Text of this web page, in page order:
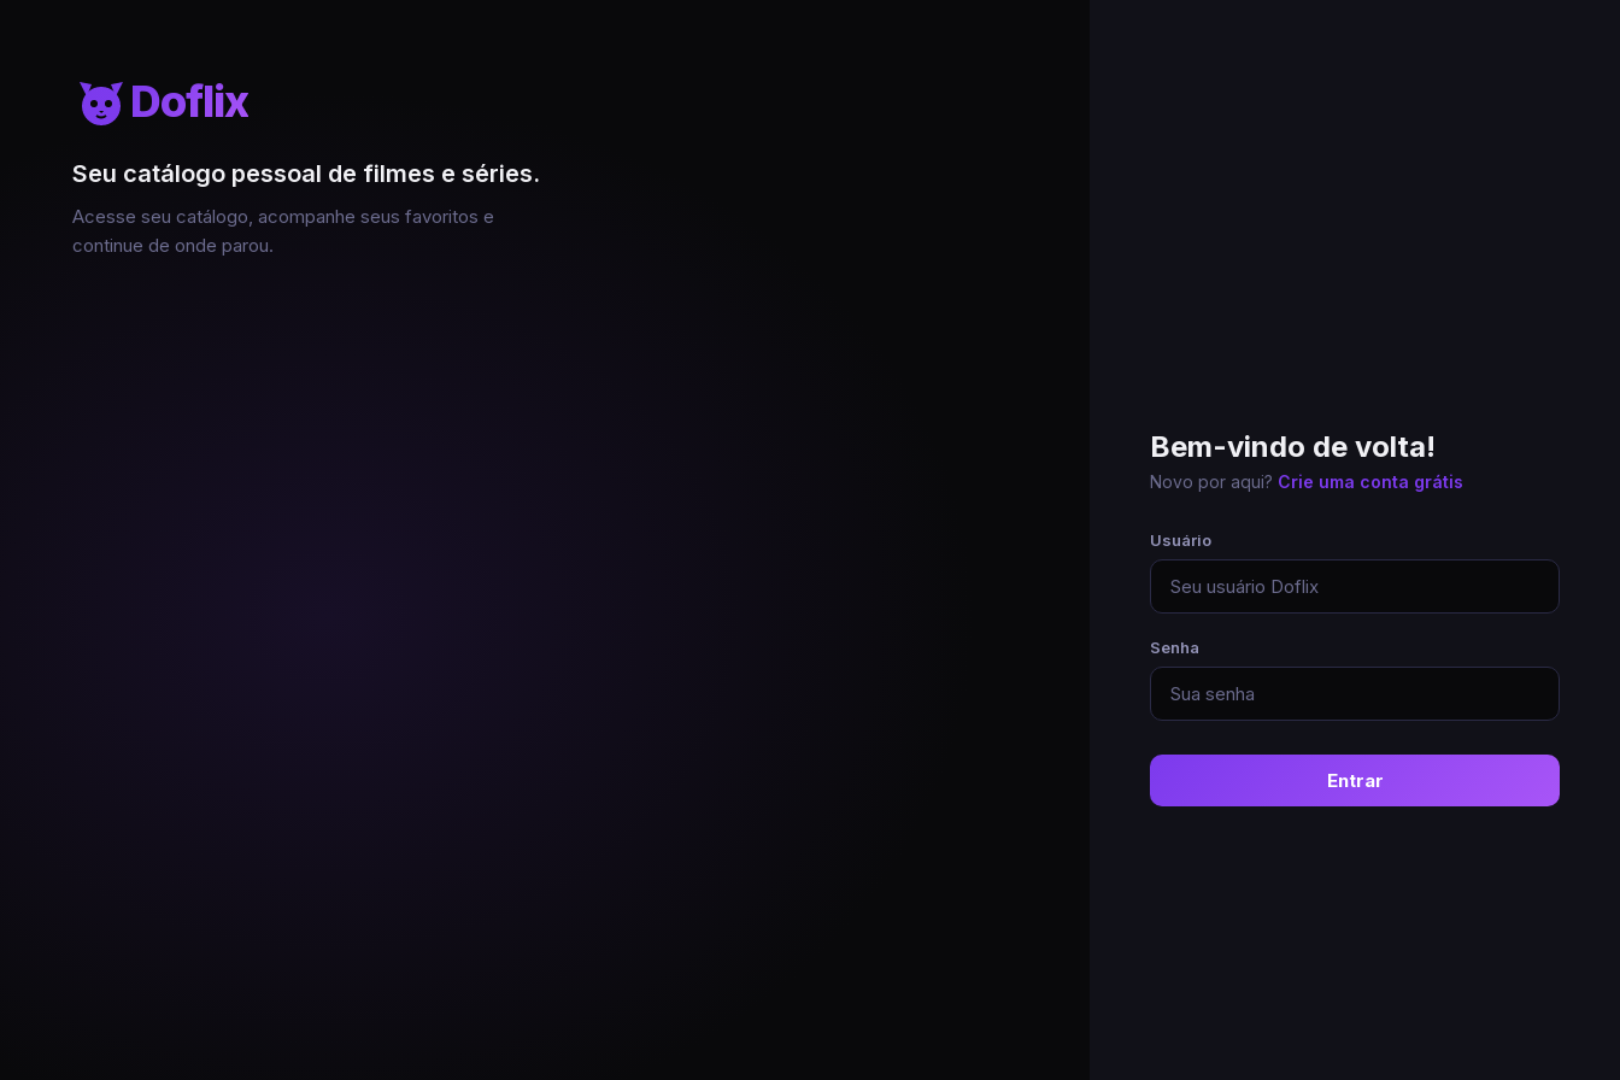
Doflix
Seu catálogo pessoal de filmes e séries.
Acesse seu catálogo, acompanhe seus favoritos e
continue de onde parou.
Bem-vindo de volta!
Novo por aqui? Crie uma conta grátis
Usuário
Senha
Entrar